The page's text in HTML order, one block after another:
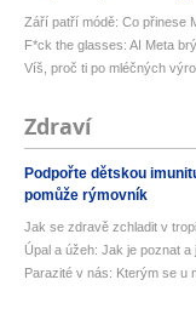
Září patří módě: Co přinese
F*ck the glasses: AI Meta
Víš, proč ti po mléčných
Zdraví
Podpořte dětskou
pomůže rýmovník
Jak se zdravě zchladit v
Úpal a úžeh: Jak je poznat
Parazité v nás: Kterým se u